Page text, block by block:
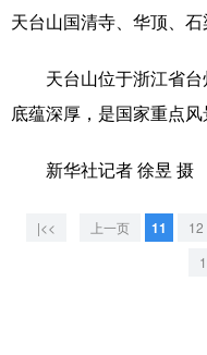
文化产业
地方频道
北京 天津
天台山国清寺、华顶、石
天台山位于浙江省台
底蕴深厚，是国家重点风
新华社记者 徐昱 摄
|<< 上一页 11 12